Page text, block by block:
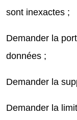
sont inexactes ;
Demander la
données ;
Demander la
Demander la